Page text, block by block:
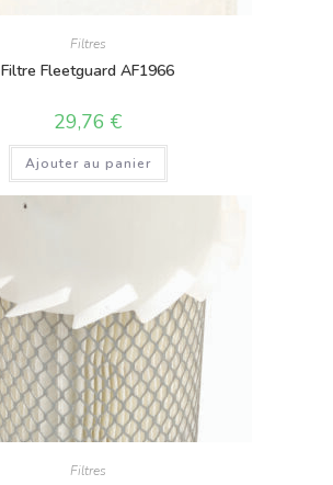
Filtres
Filtre Fleetguard AF1966
29,76 €
Ajouter au panier
Filtres